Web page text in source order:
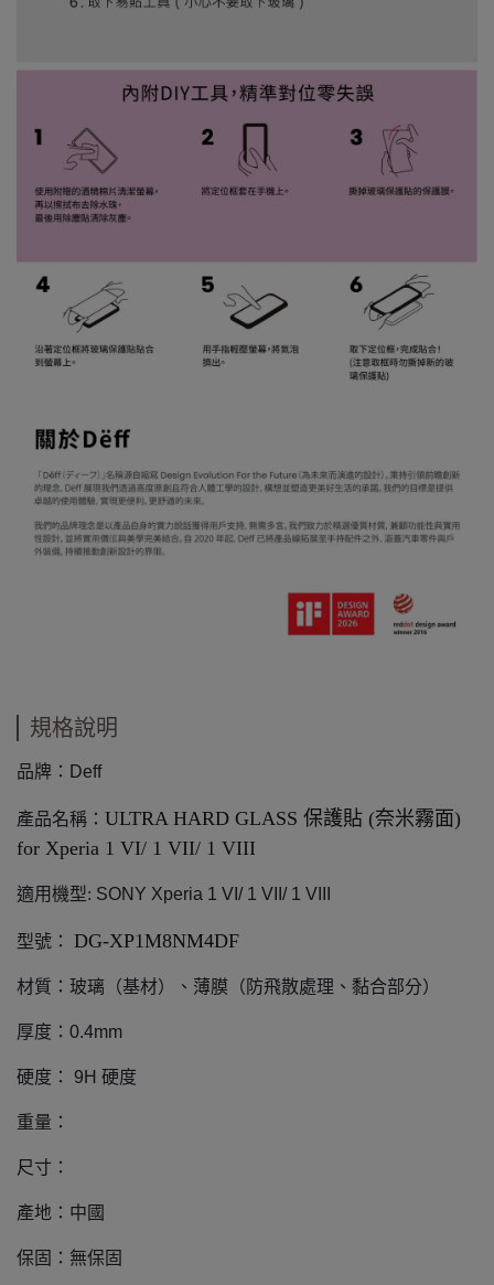
規格說明
品牌：Deff
產品名稱： ULTRA HARD GLASS 保護貼 (奈米霧面)
for Xperia 1 VI/ 1 VII/ 1 VIII
適用機型: SONY Xperia 1 VI/ 1 VII/ 1 VIII
型號： DG-XP1M8NM4DF
材質：玻璃（基材）、薄膜（防飛散處理、黏合部分）
厚度：0.4mm
硬度： 9H 硬度
重量：
尺寸：
產地：中國
保固：無保固